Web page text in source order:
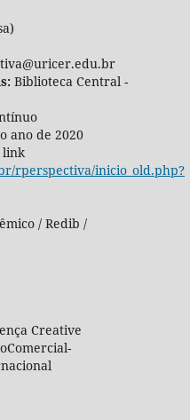
Biblioteca Central -
ano de 2020
link
rperspectiva/inicio_old.php?
/ Redib /
Creative